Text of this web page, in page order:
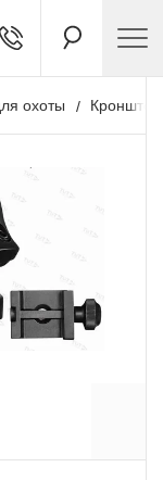
охоты